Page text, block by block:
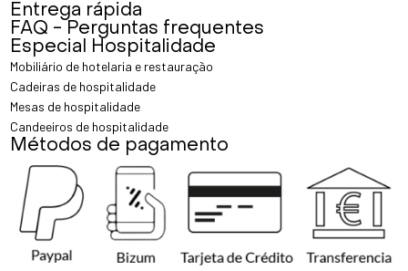
Entrega rápida
FAQ - Perguntas frequentes
Especial Hospitalidade
Mobiliário de hotelaria e restauração
Cadeiras de hospitalidade
Mesas de hospitalidade
Candeeiros de hospitalidade
Métodos de pagamento